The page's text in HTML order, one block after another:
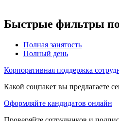
Быстрые фильтры
Полная занятость
Полный день
Корпоративная поддержка
Какой соцпакет вы предлагаете
Оформляйте кандидатов онлайн